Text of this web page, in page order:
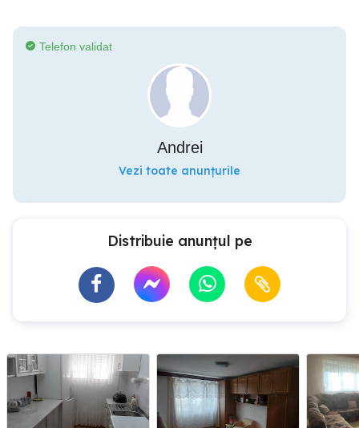
Telefon validat
Andrei
Vezi toate anunțurile
Distribuie anunțul pe